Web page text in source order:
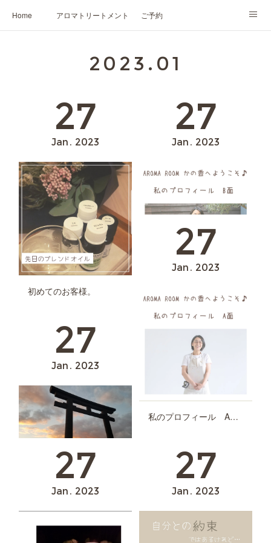
Home アロマトリートメント ご予約
2023 . 01
27
Jan 2023
初めてのお客様。
27
Jan 2023
27
Jan 2023
私のプロフィール A面♪
27
Jan 2023
お正月♪27
Jan 2023
27
Jan 2023